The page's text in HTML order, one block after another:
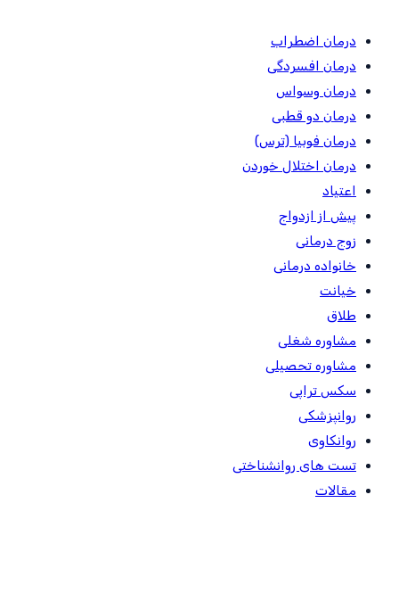
درمان اضطراب
درمان افسردگی
درمان وسواس
درمان دو قطبی
درمان فوبیا (ترس)
درمان اختلال خوردن
اعتیاد
پیش از ازدواج
زوج درمانی
خانواده درمانی
خیانت
طلاق
مشاوره شغلی
مشاوره تحصیلی
سکس تراپی
روانپزشکی
روانکاوی
تست های روانشناختی
مقالات